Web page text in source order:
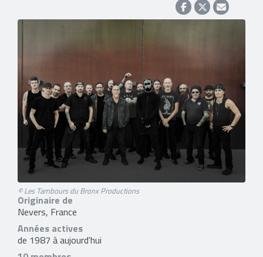
© Les Tambours du Bronx Productions
Originaire de
Nevers, France
Années actives
de 1987 à aujourd'hui